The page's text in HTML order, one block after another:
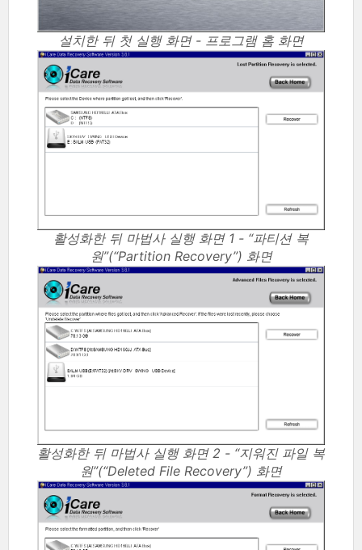
설치한 뒤 첫 실행 화면 - 프로그램 홈 화면
활성화한 뒤 마법사 실행 화면 1 - “파티션 복
원”(“Partition Recovery”) 화면
활성화한 뒤 마법사 실행 화면 2 - “지워진 파일 복
원”(“Deleted File Recovery”) 화면